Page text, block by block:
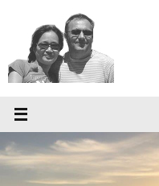
springen